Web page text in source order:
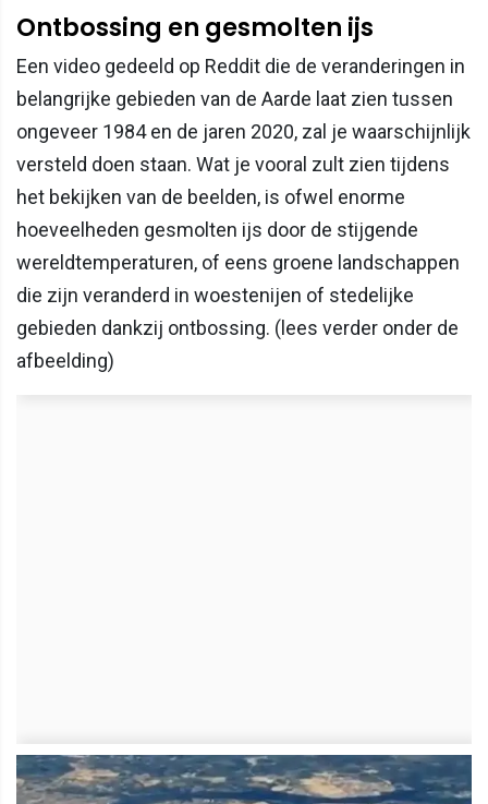
Ontbossing en gesmolten ijs
Een video gedeeld op Reddit die de veranderingen in
belangrijke gebieden van de Aarde laat zien tussen
ongeveer 1984 en de jaren 2020, zal je waarschijnlijk
versteld doen staan. Wat je vooral zult zien tijdens
het bekijken van de beelden, is ofwel enorme
hoeveelheden gesmolten ijs door de stijgende
wereldtemperaturen, of eens groene landschappen
die zijn veranderd in woestenijen of stedelijke
gebieden dankzij ontbossing. (lees verder onder de
afbeelding)